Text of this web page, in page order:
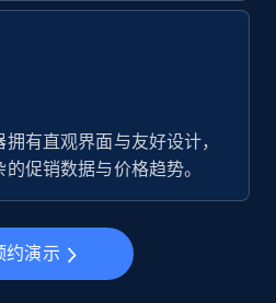
URL
Gtin,
Top reviews, and
立即开始
有直观界面与友好设计，
促销数据与价格趋势。
约演示